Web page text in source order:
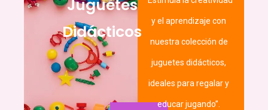
Juguetes
Didácticos
y el aprendizaje con
nuestra colección de
juguetes didácticos,
ideales para regalar y
educar jugando”.